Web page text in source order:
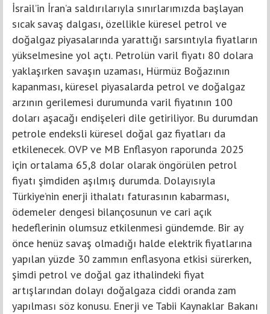
İsrail’in İran’a saldırılarıyla sınırlarımızda başlayan
sıcak savaş dalgası, özellikle küresel petrol ve
doğalgaz piyasalarında yarattığı sarsıntıyla fiyatların
yükselmesine yol açtı. Petrolün varil fiyatı 80 dolara
yaklaşırken savaşın uzaması, Hürmüz Boğazının
kapanması, küresel piyasalarda petrol ve doğalgaz
arzının gerilemesi durumunda varil fiyatının 100
doları aşacağı endişeleri dile getiriliyor. Bu durumdan
petrole endeksli küresel doğal gaz fiyatları da
etkilenecek. OVP ve MB Enflasyon raporunda 2025
için ortalama 65,8 dolar olarak öngörülen petrol
fiyatı şimdiden aşılmış durumda. Dolayısıyla
Türkiye’nin enerji ithalatı faturasının kabarması,
ödemeler dengesi bilançosunun ve cari açık
hedeflerinin olumsuz etkilenmesi gündemde. Bir ay
önce henüz savaş olmadığı halde elektrik fiyatlarına
yapılan yüzde 30 zammın enflasyona etkisi sürerken,
şimdi petrol ve doğal gaz ithalindeki fiyat
artışlarından dolayı doğalgaza ciddi oranda zam
yapılması söz konusu. Enerji ve Tabii Kaynaklar Bakanı